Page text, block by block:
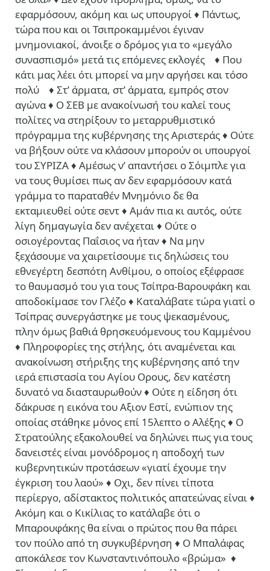
εφαρμόσουν, ακόμη και ως υπουργοί ♦ Πάντως,
τώρα που και οι Τσιπροκαμμένοι έγιναν
μνημονιακοί, άνοιξε ο δρόμος για το «μεγάλο
συνασπισμό» μετά τις επόμενες εκλογές ♦ Που
κάτι μας λέει ότι μπορεί να μην αργήσει και τόσο
πολύ ♦ Στ’ άρματα, στ’ άρματα, εμπρός στον
αγώνα ♦ Ο ΣΕΒ με ανακοίνωσή του καλεί τους
πολίτες να στηρίξουν το μεταρρυθμιστικό
πρόγραμμα της κυβέρνησης της Αριστεράς ♦ Ούτε
να βήξουν ούτε να κλάσουν μπορούν οι υπουργοί
του ΣΥΡΙΖΑ ♦ Αμέσως ν’ απαντήσει ο Σόιμπλε για
να τους θυμίσει πως αν δεν εφαρμόσουν κατά
γράμμα το παραταθέν Μνημόνιο δε θα
εκταμιευθεί ούτε σεντ ♦ Αμάν πια κι αυτός, ούτε
λίγη δημαγωγία δεν ανέχεται ♦ Ούτε ο
οσιογέροντας Παΐσιος να ήταν ♦ Να μην
ξεχάσουμε να χαιρετίσουμε τις δηλώσεις του
εθνεγέρτη δεσπότη Ανθίμου, ο οποίος εξέφρασε
το θαυμασμό του για τους Τσίπρα-Βαρουφάκη και
αποδοκίμασε τον Γλέζο ♦ Καταλάβατε τώρα γιατί ο
Τσίπρας συνεργάστηκε με τους ψεκασμένους,
πλην όμως βαθιά θρησκευόμενους του Καμμένου
♦ Πληροφορίες της στήλης, ότι αναμένεται και
ανακοίνωση στήριξης της κυβέρνησης από την
ιερά επιστασία του Αγίου Ορους, δεν κατέστη
δυνατό να διασταυρωθούν ♦ Ούτε η είδηση ότι
δάκρυσε η εικόνα του Αξιον Εστί, ενώπιον της
οποίας στάθηκε μόνος επί 15λεπτο ο Αλέξης ♦ Ο
Στρατούλης εξακολουθεί να δηλώνει πως για τους
δανειστές είναι μονόδρομος η αποδοχή των
κυβερνητικών προτάσεων «γιατί έχουμε την
έγκριση του λαού» ♦ Οχι, δεν πίνει τίποτα
περίεργο, αδίστακτος πολιτικός απατεώνας είναι ♦
Ακόμη και ο Κικίλιας το κατάλαβε ότι ο
Μπαρουφάκης θα είναι ο πρώτος που θα πάρει
τον πούλο από τη συγκυβέρνηση ♦ O Μπαλάφας
αποκάλεσε τον Κωνσταντινόπουλο «βρώμα» ♦